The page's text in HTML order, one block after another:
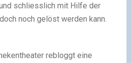
schliesslich mit Hilfe der
noch gelöst werden kann.
rebloggt eine